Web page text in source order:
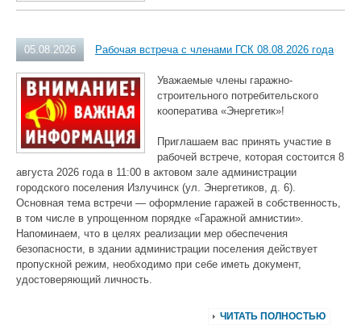
05.08.2026 Рабочая встреча с членами ГСК 08.08.2026 года
Уважаемые члены гаражно-
строительного потребительского
кооператива «Энергетик»!
Приглашаем вас принять участие в
рабочей встрече, которая состоится 8
августа 2026 года в 11:00 в актовом зале администрации
городского поселения Излучинск (ул. Энергетиков, д. 6).
Основная тема встречи — оформление гаражей в собственность,
в том числе в упрощенном порядке «Гаражной амнистии».
Напоминаем, что в целях реализации мер обеспечения
безопасности, в здании администрации поселения действует
пропускной режим, необходимо при себе иметь документ,
удостоверяющий личность.
ЧИТАТЬ ПОЛНОСТЬЮ